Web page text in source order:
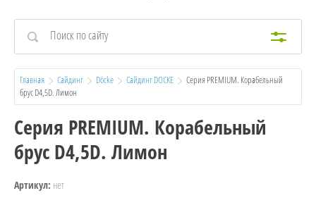
Главная Сайдинг Döcke Сайдинг DOCKE
  Серия PREMIUM. Корабельный
брус D4,5D. Лимон
Серия PREMIUM. Корабельный
брус D4,5D. Лимон
Артикул: нет